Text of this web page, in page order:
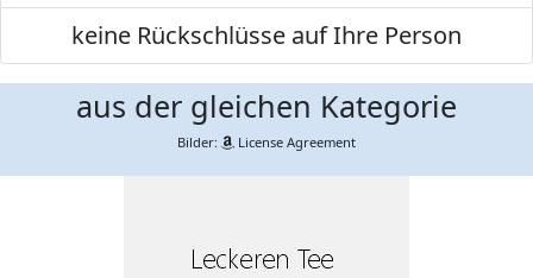
keine Rückschlüsse auf Ihre Person
aus der gleichen Kategorie
Bilder: License Agreement